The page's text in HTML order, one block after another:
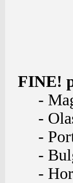
FINE!
-
-
-
-
-